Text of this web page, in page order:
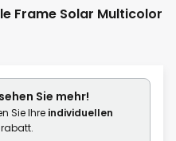
Frame Solar Multicolor
sehen Sie mehr!
Sie Ihre individuellen